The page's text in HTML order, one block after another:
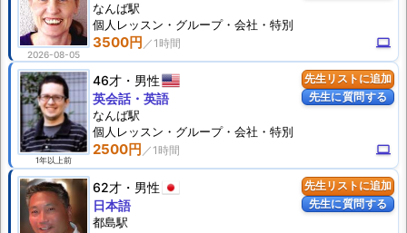
2026-08-05
3500円 computer
なんば駅
個人 レッスン ・グループ・会社・特別
先生リストに追加
先生に質問する
1年以上前
46才 男性
2500円 computer
英会話・英語
なんば駅
個人 レッスン ・グループ・会社・特別
先生リストに追加
先生に質問する
62才
男性
日本語
都島駅